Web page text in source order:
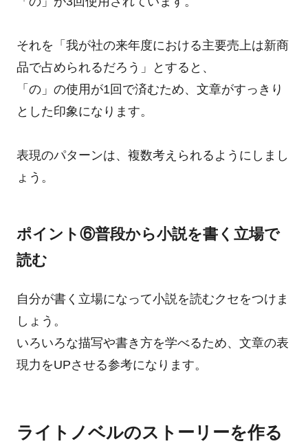
それを「我が社の来年度における主要売上は新商
品で占められるだろう」とすると、
「の」の使用が1回で済むため、文章がすっきり
とした印象になります。
表現のパターンは、複数考えられるようにしまし
ょう。
ポイント⑥普段から小説を書く立場で
読む
自分が書く立場になって小説を読むクセをつけま
しょう。
いろいろな描写や書き方を学べるため、文章の表
現力をUPさせる参考になります。
ライトノベルのストーリーを作る